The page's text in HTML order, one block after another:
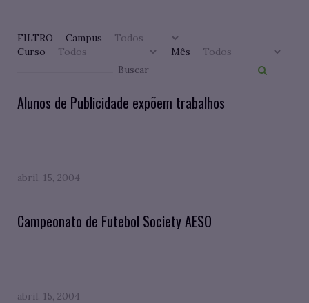
FILTRO
Campus
Curso
Mês
Alunos de Publicidade expõem trabalhos
abril. 15, 2004
Campeonato de Futebol Society AESO
abril. 15, 2004